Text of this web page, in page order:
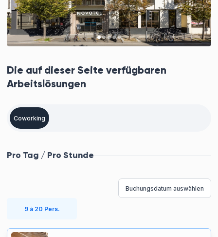
Die auf dieser Seite verfügbaren
Arbeitslösungen
Coworking
Pro Tag / Pro Stunde
Buchungsdatum auswählen
9 à 20 Pers.